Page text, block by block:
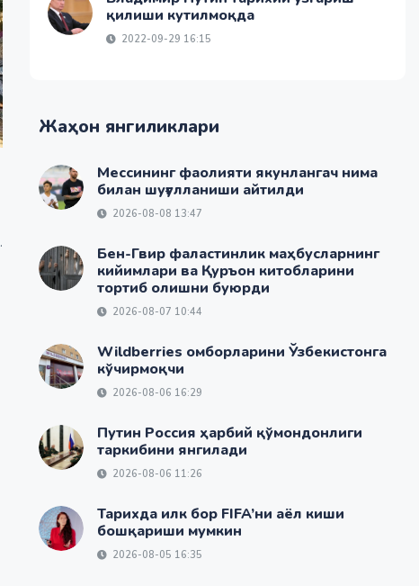
.
қилиши кутилмоқда
2022-09-29 16:15
Жаҳон янгиликлари
Мессининг фаолияти якунлангач нима
билан шуғулланиши айтилди
2026-08-08 13:47
Бен-Гвир фаластинлик маҳбусларнинг
кийимлари ва Қуръон китобларини
тортиб олишни буюрди
2026-08-07 10:44
Wildberries омборларини Ўзбекистонга
кўчирмоқчи
2026-08-06 16:29
Путин Россия ҳарбий қўмондонлиги
таркибини янгилади
2026-08-06 11:26
Тарихда илк бор FIFA’ни аёл киши
бошқариши мумкин
2026-08-05 16:35